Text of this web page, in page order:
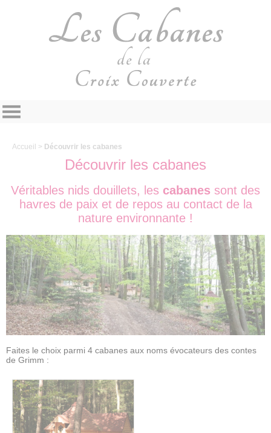
Accueil > Découvrir les cabanes
Découvrir les cabanes
Véritables nids douillets, les cabanes sont des
havres de paix et de repos au contact de la
nature environnante !
Faites le choix parmi 4 cabanes aux noms évocateurs des contes
de Grimm :